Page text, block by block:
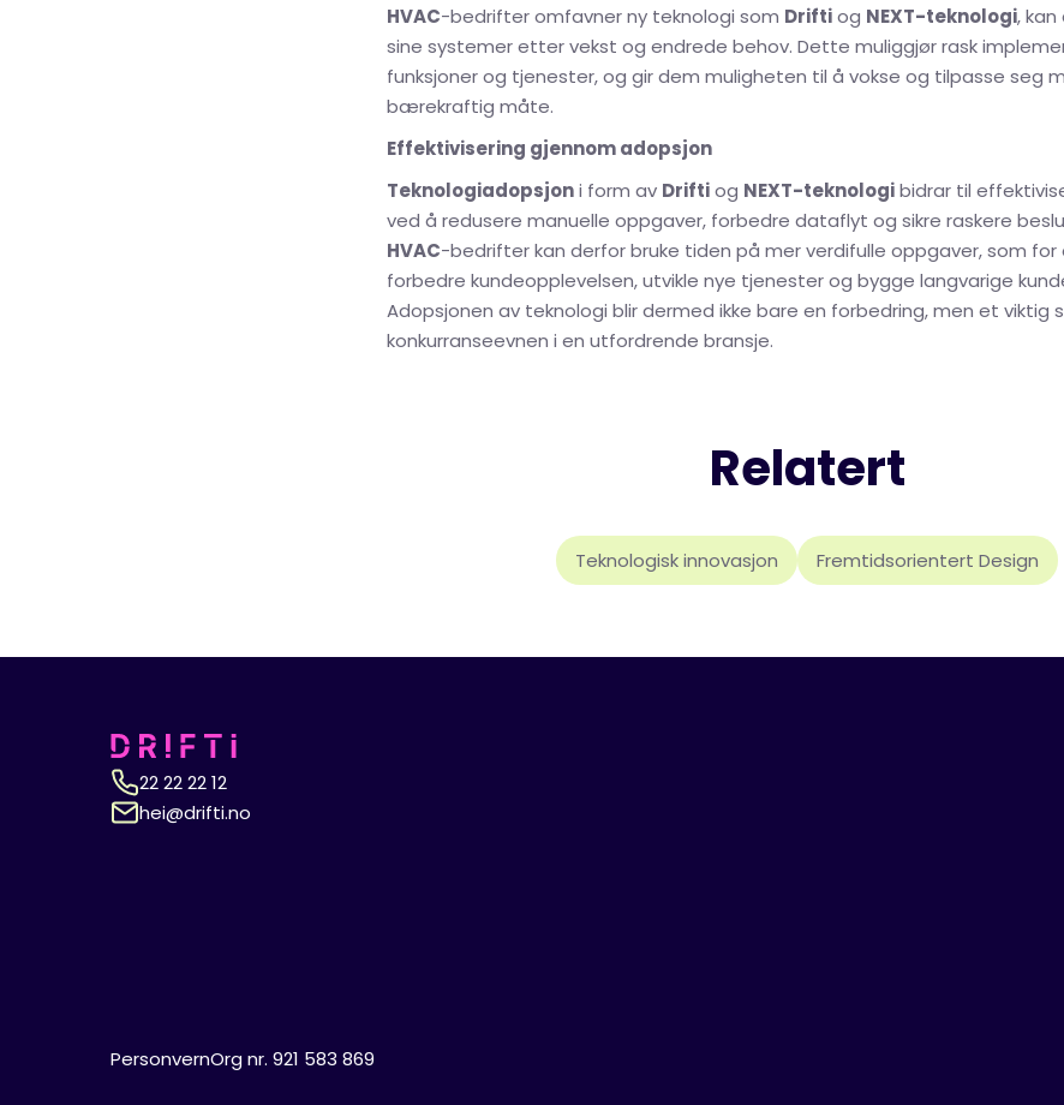
HVAC-bedrifter omfavner ny teknologi som Driftiog NEXT-teknologi,
sine systemer etter vekst og endrede behov. Dette muliggjør rask
funksjoner og tjenester, og gir dem muligheten til å vokse og tilpasse seg
bærekraftig måte.
Effektivisering gjennom adopsjon
Teknologiadopsjoni form av Driftiog NEXT-teknologibidrar til
ved å redusere manuelle oppgaver, forbedre dataflyt og sikre raskere
HVAC-bedrifter kan derfor bruke tiden på mer verdifulle oppgaver, som for
forbedre kundeopplevelsen, utvikle nye tjenester og bygge langvarige
Adopsjonen av teknologi blir dermed ikke bare en forbedring, men et viktig
konkurranseevnen i en utfordrende bransje.
Relatert
Teknologisk innovasjon Fremtidsorientert Design
22 22 22 12
hei@drifti.no
PersonvernOrg nr. 921 583 869